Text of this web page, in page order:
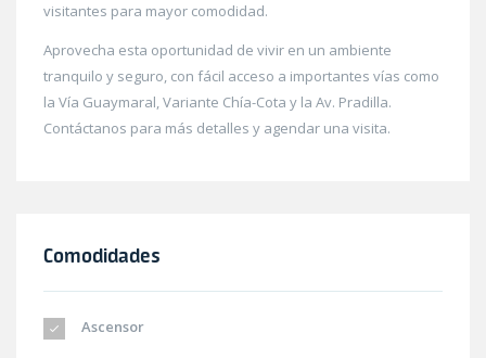
visitantes para mayor comodidad.
Aprovecha esta oportunidad de vivir en un ambiente
tranquilo y seguro, con fácil acceso a importantes vías como
la Vía Guaymaral, Variante Chía-Cota y la Av. Pradilla.
Contáctanos para más detalles y agendar una visita.
Comodidades
Ascensor